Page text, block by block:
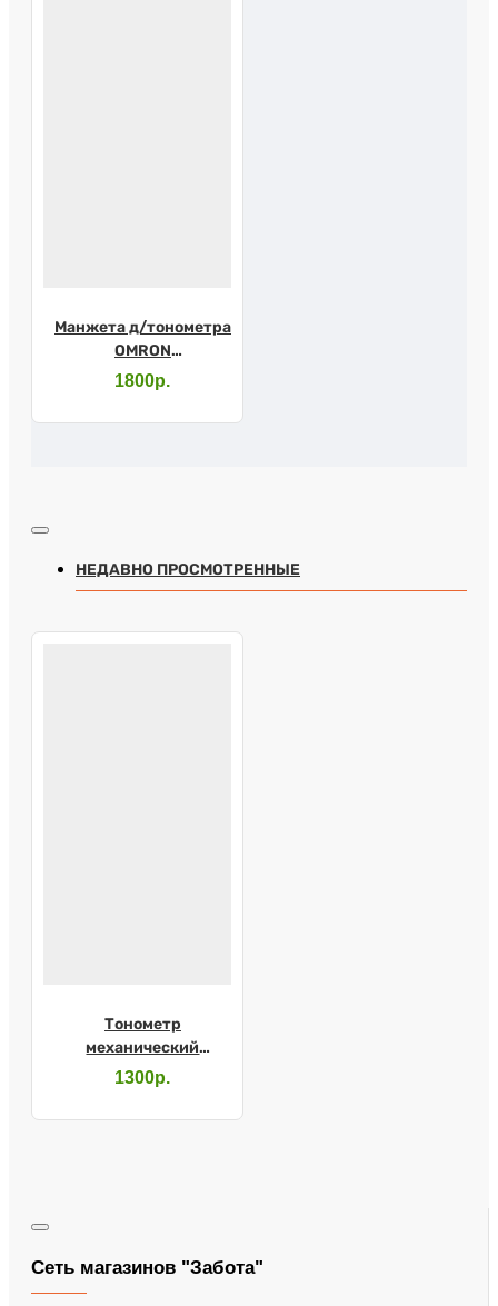
Манжета д/тонометра
OMRON
универсальная CW
1800р.
НЕДАВНО ПРОСМОТРЕННЫЕ
Тонометр
механический
"Адъютор" без
1300р.
Сеть магазинов "Забота"